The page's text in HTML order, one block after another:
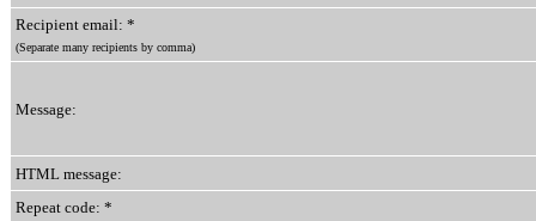
Recipient email: *
(Separate many recipients by comma)
Message:
HTML message:
Repeat code: *